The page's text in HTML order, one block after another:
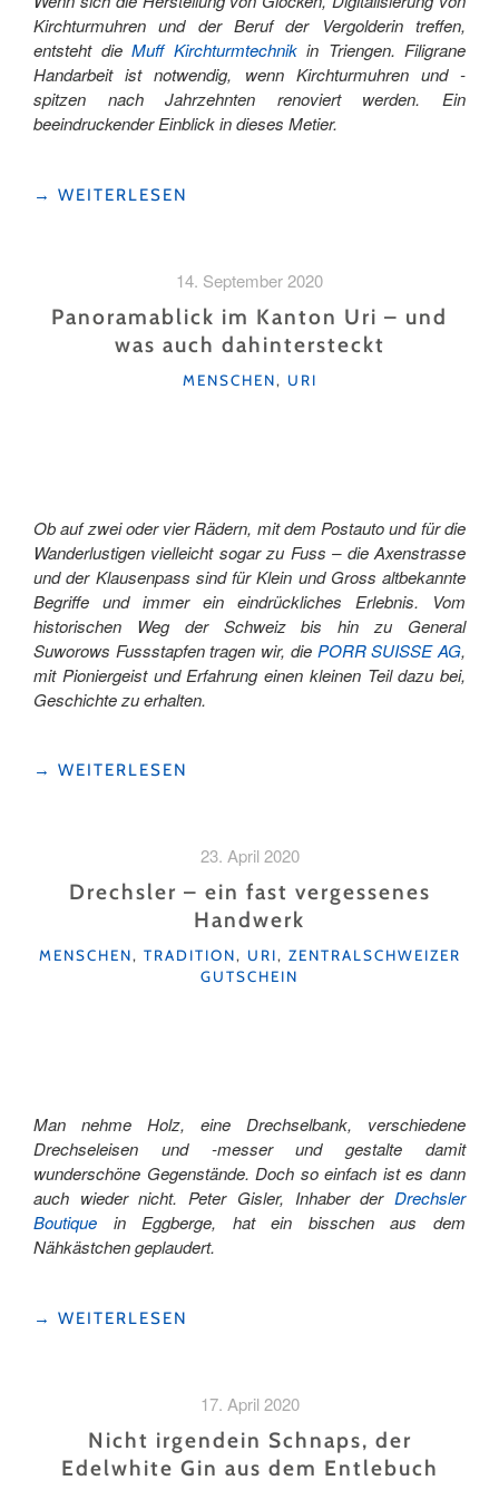
Kirchturmuhren und der Beruf der Vergolderin treffen,
entsteht die Muff Kirchturmtechnikin Triengen. Filigrane
Handarbeit ist notwendig, wenn Kirchturmuhren und -
spitzen nach Jahrzehnten renoviert werden. Ein
beeindruckender Einblick in dieses Metier.
"GOLD
→ WEITERLESEN
14. September 2020
Panoramablick im Kanton Uri – und
was auch dahintersteckt
KATEGORIEN
MENSCHEN, URI
Ob auf zwei oder vier Rädern, mit dem Postauto und für die
Wanderlustigen vielleicht sogar zu Fuss – die Axenstrasse
und der Klausenpass sind für Klein und Gross altbekannte
Begriffe und immer ein eindrückliches Erlebnis. Vom
historischen Weg der Schweiz bis hin zu General
Suworows Fussstapfen tragen wir, die PORR SUISSE AG,
mit Pioniergeist und Erfahrung einen kleinen Teil dazu bei,
Geschichte zu erhalten.
"PANORAMABLICK
UND
DAHINTERSTECKT"
→ WEITERLESEN
23. April 2020
Drechsler – ein fast vergessenes
Handwerk
KATEGORIEN
MENSCHEN, TRADITION, URI, ZENTRALSCHWEIZER
GUTSCHEIN
Man nehme Holz, eine Drechselbank, verschiedene
Drechseleisen und -messer und gestalte damit
wunderschöne Gegenstände. Doch so einfach ist es dann
auch wieder nicht. Peter Gisler, Inhaber der Drechsler
Boutique in Eggberge, hat ein bisschen aus dem
Nähkästchen geplaudert.
"DRECHSLER
HANDWERK"
→ WEITERLESEN
17. April 2020
Nicht irgendein Schnaps, der
Edelwhite Gin aus dem Entlebuch